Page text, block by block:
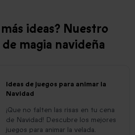
ideas? Nuestro
magia navideña
Ideas de juegos para animar la
Navidad
¡Que no falten las risas en tu cena
de Navidad! Descubre los mejores
juegos para animar la velada.